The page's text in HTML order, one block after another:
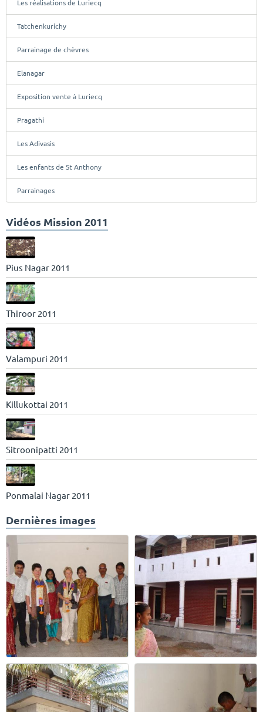
Les réalisations de Luriecq
Tatchenkurichy
Parrainage de chèvres
Elanagar
Exposition vente à Luriecq
Pragathi
Les Adivasis
Les enfants de St Anthony
Parrainages
Vidéos Mission 2011
Pius Nagar 2011
Thiroor 2011
Valampuri 2011
Killukottai 2011
Sitroonipatti 2011
Ponmalai Nagar 2011
Dernières images